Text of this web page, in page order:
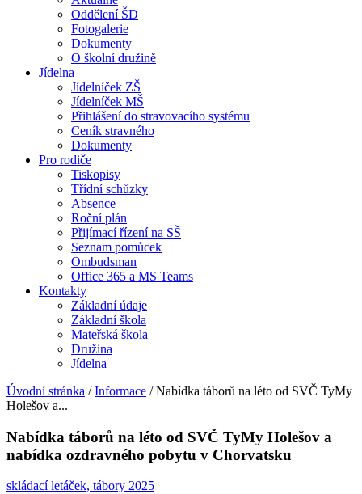
Oddělení ŠD
Fotogalerie
Dokumenty
O školní družině
Jídelna
Jídelníček ZŠ
Jídelníček MŠ
Přihlášení do stravovacího systému
Ceník stravného
Dokumenty
Pro rodiče
Tiskopisy
Třídní schůzky
Absence
Roční plán
Přijímací řízení na SŠ
Seznam pomůcek
Ombudsman
Office 365 a MS Teams
Kontakty
Základní údaje
Základní škola
Mateřská škola
Družina
Jídelna
Úvodní stránka /Informace /Nabídka táborů na léto od SVČ TyMy
Holešov a...
Nabídka táborů na léto od SVČ TyMy Holešov a
nabídka ozdravného pobytu v Chorvatsku
skládací letáček, tábory 2025